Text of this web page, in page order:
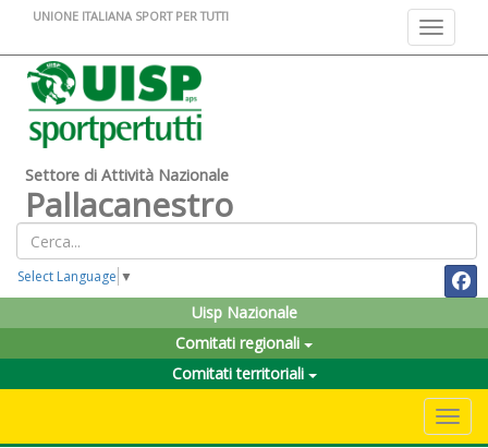
Toggle
UNIONE ITALIANA SPORT PER TUTTI
Settore di Attività Nazionale
Pallacanestro
Select Language ▼
Uisp Nazionale
Comitati regionali
Comitati territoriali